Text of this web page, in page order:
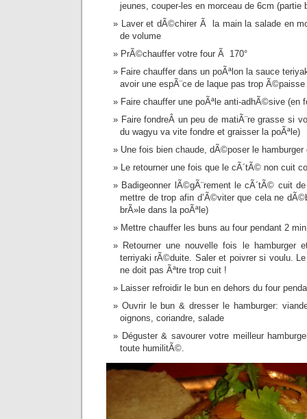
jeunes, couper-les en morceau de 6cm (partie
Laver et dÃ©chirer Ã la main la salade en
de volume
PrÃ©chauffer votre four Ã 170°
Faire chauffer dans un poÃªlon la sauce
avoir une espÃ¨ce de laque pas trop Ã©paisse
Faire chauffer une poÃªle anti-adhÃ©sive (en
Faire fondreÂ un peu de matiÃ¨re grasse si
du wagyu va vite fondre et graisser la poÃªle)
Une fois bien chaude, dÃ©poser le hamburger
Le retourner une fois que le cÃ´tÃ© non cuit
Badigeonner lÃ©gÃ¨rement le cÃ´tÃ© cuit
mettre de trop afin d’Ã©viter que cela ne
brÃ»le dans la poÃªle)
Mettre chauffer les buns au four pendant 2 min
Retourner une nouvelle fois le hamburger
terriyaki rÃ©duite. Saler et poivrer si voulu.
ne doit pas Ãªtre trop cuit !
Laisser refroidir le bun en dehors du four
Ouvrir le bun & dresser le hamburger:
oignons, coriandre, salade
Déguster & savourer votre meilleur
toute humilitÃ©.